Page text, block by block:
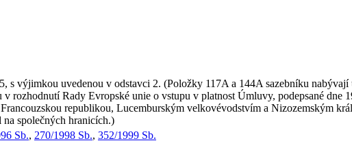
s výjimkou uvedenou v odstavci 2. (Položky 117A a 144A sazebníku
v rozhodnutí Rady Evropské unie o vstupu v platnost Úmluvy, podepsané dne
republikou, Lucemburským velkovévodstvím a Nizozemským
společných hranicích.)
Sb., 270/1998 Sb., 352/1999 Sb.